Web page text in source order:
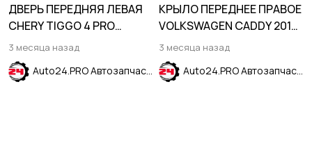
ДВЕРЬ ПЕРЕДНЯЯ ЛЕВАЯ
CHERY TIGGO 4 PRO
(T19FL) 2023-
3 месяца назад
Auto24.PRO Автозапчасти
КРЫЛО ПЕРЕДНЕЕ ПРАВОЕ
VOLKSWAGEN CADDY 2016-
2020
3 месяца назад
Auto24.PRO Автозапчасти